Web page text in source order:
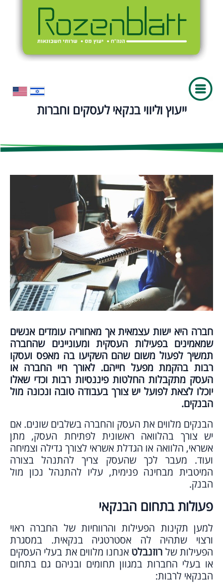
ייעוץ וליווי בנקאי לעסקים וחברות
חברה היא ישות עצמאית אך מאחוריה עומדים אנשים
שמאמינים בפעילות העסקית ומעוניינים שהחברה
תמשיך לפעול משום שהם השקיעו בה מאפס ועסקו
רבות בהקמת מפעל חייהם. לאורך חיי החברה או
העסק מתקבלות החלטות פיננסיות רבות וכדי שאלו
יוכלו לצאת לפועל יש צורך בעבודה טובה ונכונה מול
הבנקים.
הבנקים מלווים את העסק והחברה בשלבים שונים. אם
יש צורך בהלוואה ראשונית לפתיחת העסק, מתן
אשראי, הלוואה או הגדלת אשראי לצורך גדילה וצמיחה
ועוד. מעבר לכך שהעסק צריך להתנהל בצורה
המיטבית מבחינה פנימית, עליו להתנהל נכון מול
הבנק.
פעולות בתחום הבנקאי
למען תקינות הפעילות והרווחיות של החברה ראוי
ורצוי שתהיה לה אסטרטגיה בנקאית. במסגרת
הפעילות של רוזנבלט אנחנו מלווים את בעלי העסקים
או בעלי החברות במגוון תחומים ובניהם גם בתחום
הבנקאי לרבות: